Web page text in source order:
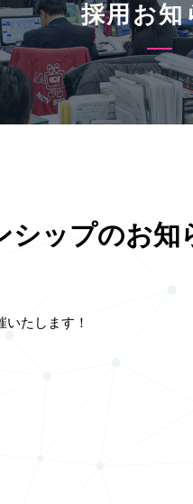
採用お知
シップのお知
たします！